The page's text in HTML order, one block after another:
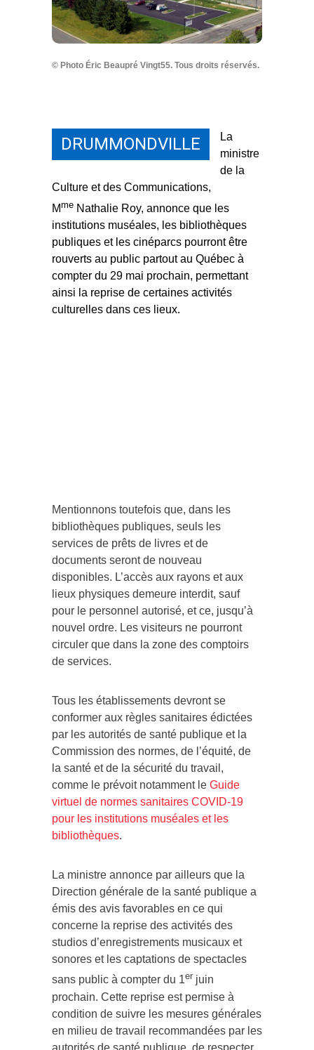
© Photo Éric Beaupré Vingt55. Tous droits réservés.
DRUMMONDVILLE
La
ministre
de la
Culture et des Communications,
Mme Nathalie Roy, annonce que les
institutions muséales, les bibliothèques
publiques et les cinéparcs pourront être
rouverts au public partout au Québec à
compter du 29 mai prochain, permettant
ainsi la reprise de certaines activités
culturelles dans ces lieux.
Mentionnons toutefois que, dans les
bibliothèques publiques, seuls les
services de prêts de livres et de
documents seront de nouveau
disponibles. L’accès aux rayons et aux
lieux physiques demeure interdit, sauf
pour le personnel autorisé, et ce, jusqu’à
nouvel ordre. Les visiteurs ne pourront
circuler que dans la zone des comptoirs
de services.
Tous les établissements devront se
conformer aux règles sanitaires édictées
par les autorités de santé publique et la
Commission des normes, de l’équité, de
la santé et de la sécurité du travail,
comme le prévoit notamment le Guide
virtuel de normes sanitaires COVID-19
pour les institutions muséales et les
bibliothèques.
La ministre annonce par ailleurs que la
Direction générale de la santé publique a
émis des avis favorables en ce qui
concerne la reprise des activités des
studios d’enregistrements musicaux et
sonores et les captations de spectacles
sans public à compter du 1er juin
prochain. Cette reprise est permise à
condition de suivre les mesures générales
en milieu de travail recommandées par les
autorités de santé publique, de respecter